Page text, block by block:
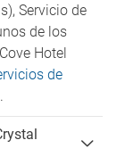
Servicio de
de los
Hotel
de
.